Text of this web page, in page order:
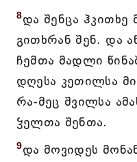
8და შენცა ჰკითხე
გითხრან შენ. და
ჩემთა მადლი
დღესა კეთილსა
რა-მეც შვილსა
ჴელთა შენთა.
9და მოვიდეს